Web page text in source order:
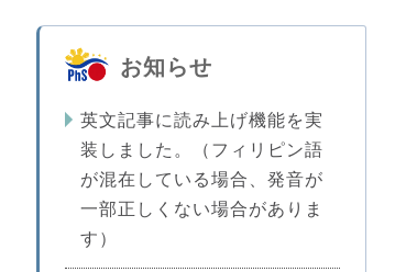
お知らせ
英文記事に読み上げ機能を実
装しました。（フィリピン語
が混在している場合、発音が
一部正しくない場合がありま
す）